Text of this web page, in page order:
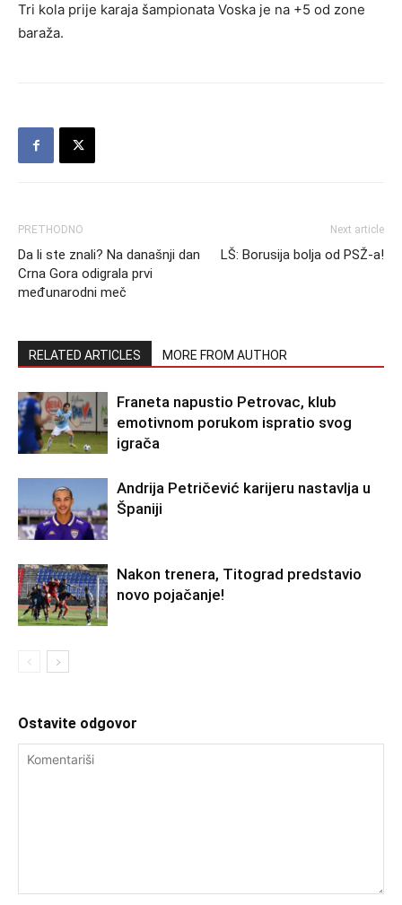
Tri kola prije karaja šampionata Voska je na +5 od zone
baraža.
PRETHODNO
Da li ste znali? Na današnji dan
Crna Gora odigrala prvi
međunarodni meč
Next article
LŠ: Borusija bolja od PSŽ-a!
RELATED ARTICLES MORE FROM AUTHOR
Franeta napustio Petrovac, klub
emotivnom porukom ispratio svog
igrača
Andrija Petričević karijeru nastavlja u
Španiji
Nakon trenera, Titograd predstavio
novo pojačanje!
Ostavite odgovor